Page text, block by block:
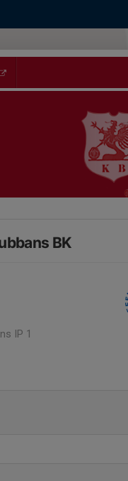
BK
IP 1